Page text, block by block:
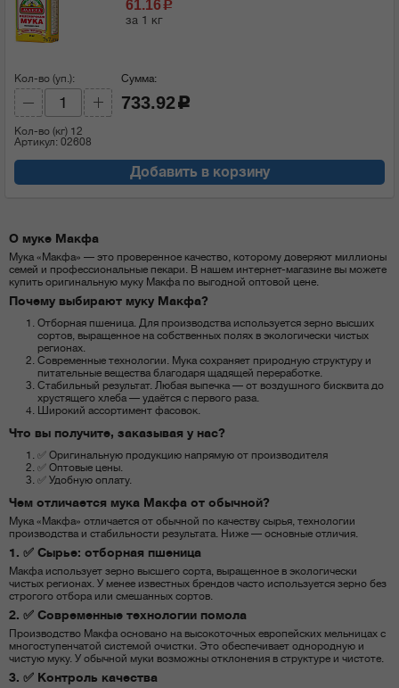
61.16 c
за 1 кг
Кол-во (уп.):
Кол-во (кг) 12
Артикул: 02608
Сумма:
733.92 c
Добавить в корзину
О муке Макфа
Мука «Макфа» — это проверенное качество, которому доверяют миллионы
семей и профессиональные пекари. В нашем интернет-магазине вы можете
купить оригинальную муку Макфа по выгодной оптовой цене.
Почему выбирают муку Макфа?
Отборная пшеница. Для производства используется зерно высших
сортов, выращенное на собственных полях в экологически чистых
регионах.
Современные технологии. Мука сохраняет природную структуру и
питательные вещества благодаря щадящей переработке.
Стабильный результат. Любая выпечка — от воздушного бисквита до
хрустящего хлеба — удаётся с первого раза.
Широкий ассортимент фасовок.
Что вы получите, заказывая у нас?
✅ Оригинальную продукцию напрямую от производителя
✅ Оптовые цены.
✅ Удобную оплату.
Чем отличается мука Макфа от обычной?
Мука «Макфа» отличается от обычной по качеству сырья, технологии
производства и стабильности результата. Ниже — основные отличия.
1. ✅ Сырье: отборная пшеница
Макфа использует зерно высшего сорта, выращенное в экологически
чистых регионах. У менее известных брендов часто используется зерно без
строгого отбора или смешанных сортов.
2. ✅ Современные технологии помола
Производство Макфа основано на высокоточных европейских мельницах с
многоступенчатой системой очистки. Это обеспечивает однородную и
чистую муку. У обычной муки возможны отклонения в структуре и чистоте.
3. ✅ Контроль качества